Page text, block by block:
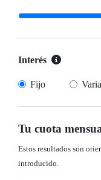
Interés
Fijo
Tu cuota
Estos resultados son
introducido.